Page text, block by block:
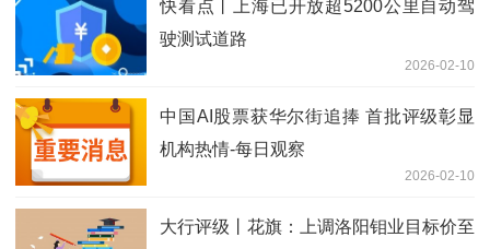
快看点丨上海已开放超5200公里自动驾
驶测试道路
2026-02-10
中国AI股票获华尔街追捧 首批评级彰显
机构热情-每日观察
2026-02-10
大行评级丨花旗：上调洛阳钼业目标价至